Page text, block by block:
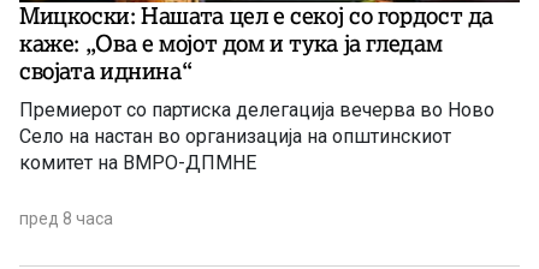
Мицкоски: Нашата цел е секој со гордост да
каже: „Ова е мојот дом и тука ја гледам
својата иднина“
Премиерот со партиска делегација вечерва во Ново
Село на настан во организација на општинскиот
комитет на ВМРО-ДПМНЕ
пред 8 часа